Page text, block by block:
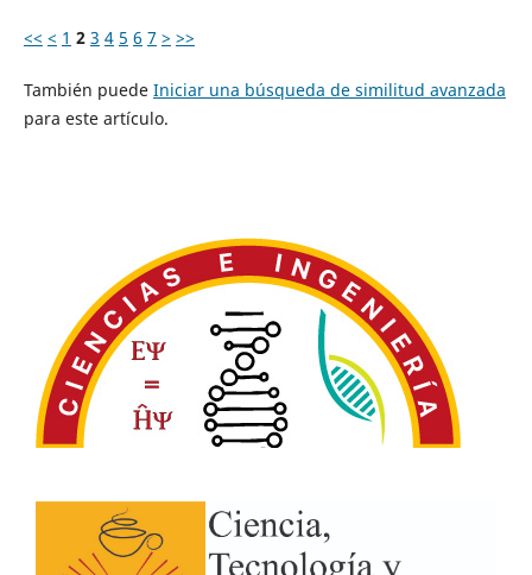
<< < 1 2 3 4 5 6 7 > >>
También puede Iniciar una búsqueda de similitud avanzada
para este artículo.